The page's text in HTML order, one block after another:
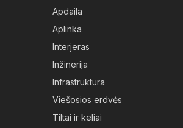
Apdaila
Aplinka
Interjeras
Inžinerija
Infrastruktura
Viešosios erdvės
Tiltai ir keliai